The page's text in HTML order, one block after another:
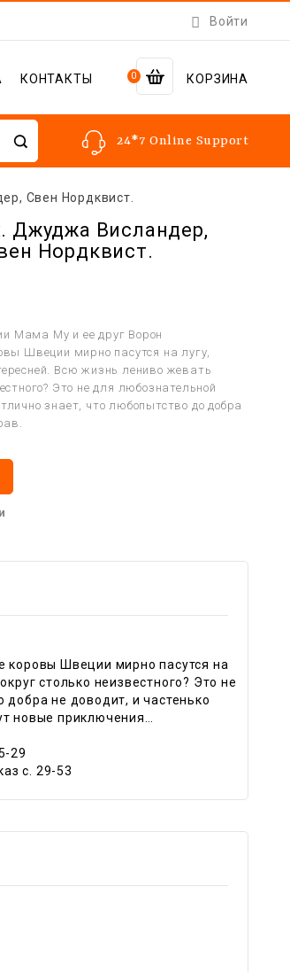
 Войти
0 КОРЗИНА
КОНТАКТЫ
24*7 Online Support
Свен Нордквист.
Джуджа Висландер,
Нордквист.
Мама Му и ее друг Ворон
Швеции мирно пасутся на лугу,
Всю жизнь лениво жевать
Это не для любознательной
знает, что любопытство до добра
коровы Швеции мирно пасутся на
столько неизвестного? Это не
не доводит, и частенько
новые приключения…
29
c. 29-53